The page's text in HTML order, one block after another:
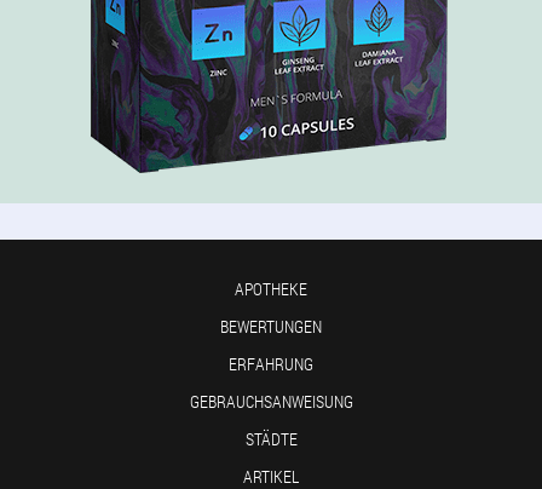
APOTHEKE
BEWERTUNGEN
ERFAHRUNG
GEBRAUCHSANWEISUNG
STÄDTE
ARTIKEL